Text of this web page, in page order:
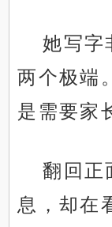
她写字
两个极端
是需要家
翻回正
息，却在